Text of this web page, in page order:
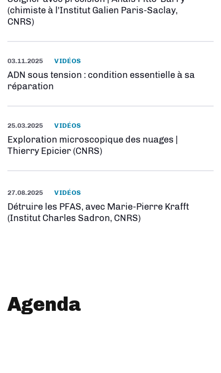
(chimiste à l'Institut Galien Paris-Saclay,
CNRS)
03.11.2025 VIDÉOS
ADN sous tension : condition essentielle à sa
réparation
25.03.2025 VIDÉOS
Exploration microscopique des nuages |
Thierry Epicier (CNRS)
27.08.2025 VIDÉOS
Détruire les PFAS, avec Marie-Pierre Krafft
(Institut Charles Sadron, CNRS)
Agenda